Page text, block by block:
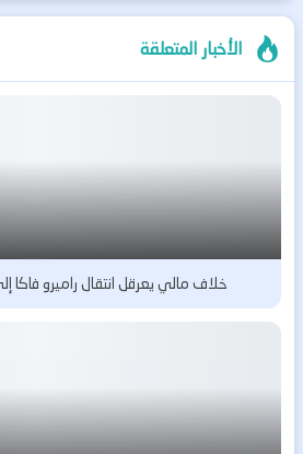
الأخبار المتعلقة
خلاف مالي يعرقل انتقال راميرو فاكا